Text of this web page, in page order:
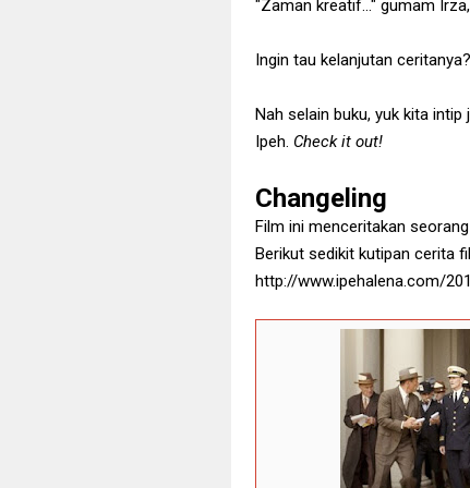
"Zaman kreatif..." gumam
Ingin tau kelanjutan
Nah selain buku, yuk kita
Ipeh. Check it out!
Changeling
Film ini menceritakan
Berikut sedikit kutipan cerita
http://www.ipehalena.com/